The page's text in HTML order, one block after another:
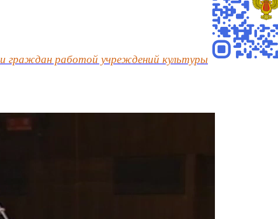
граждан работой учреждений культуры